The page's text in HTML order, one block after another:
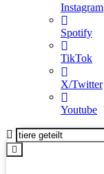
Instagram
Spotify
TikTok
X/Twitter
Youtube